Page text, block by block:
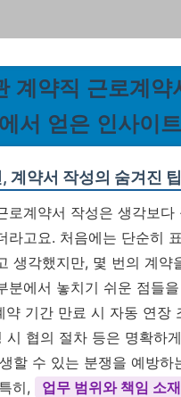
계약직 근로계약
서 얻은 인사이트
계약서 작성의 숨겨진 팁
로계약서 작성은 생각보다
라고요. 처음에는 단순히
생각했지만, 몇 번의 계약
분에서 놓치기 쉬운 점들
약 기간 만료 시 자동 연장
시 협의 절차 등은 명확하
할 수 있는 분쟁을 예방하
히,
업무 범위와 책임 소